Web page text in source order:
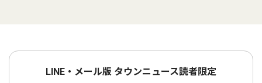
LINE・メール版 タウンニュース読者限定